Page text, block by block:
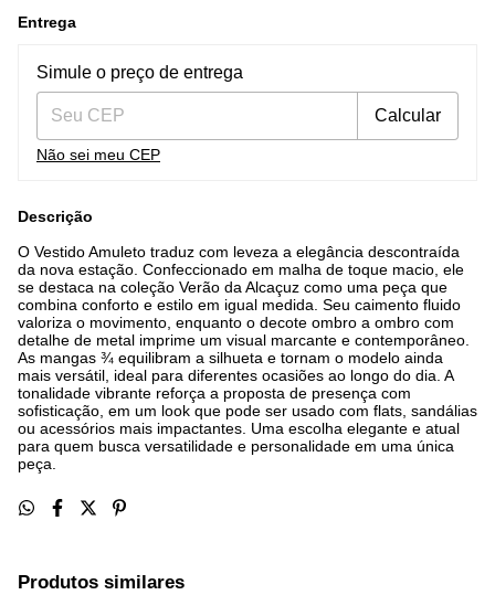
Entrega
Entregas para o CEP:
Simule o preço de entrega
Calcular
Não sei meu CEP
Descrição
O Vestido Amuleto traduz com leveza a elegância descontraída
da nova estação. Confeccionado em malha de toque macio, ele
se destaca na coleção Verão da Alcaçuz como uma peça que
combina conforto e estilo em igual medida. Seu caimento fluido
valoriza o movimento, enquanto o decote ombro a ombro com
detalhe de metal imprime um visual marcante e contemporâneo.
As mangas ¾ equilibram a silhueta e tornam o modelo ainda
mais versátil, ideal para diferentes ocasiões ao longo do dia. A
tonalidade vibrante reforça a proposta de presença com
sofisticação, em um look que pode ser usado com flats, sandálias
ou acessórios mais impactantes. Uma escolha elegante e atual
para quem busca versatilidade e personalidade em uma única
peça.
Produtos similares